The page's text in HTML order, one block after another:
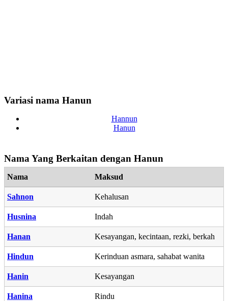
Variasi nama Hanun
Hannun
Hanun
Nama Yang Berkaitan dengan Hanun
Nama Maksud
Sahnon Kehalusan
Husnina Indah
Hanan Kesayangan, kecintaan, rezki, berkah
Hindun Kerinduan asmara, sahabat wanita
Hanin Kesayangan
Hanina Rindu